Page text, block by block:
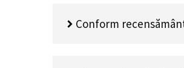
Conform